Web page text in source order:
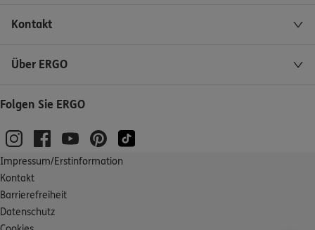
Kontakt
Über ERGO
Folgen Sie ERGO
Impressum/Erstinformation
Kontakt
Barrierefreiheit
Datenschutz